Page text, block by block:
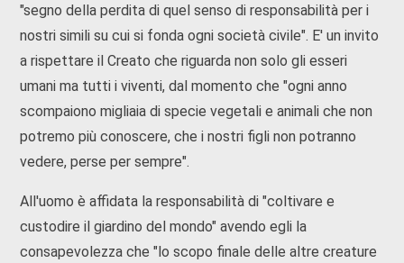
"segno della perdita di quel senso di responsabilità per i
nostri simili su cui si fonda ogni società civile". E' un invito
a rispettare il Creato che riguarda non solo gli esseri
umani ma tutti i viventi, dal momento che "ogni anno
scompaiono migliaia di specie vegetali e animali che non
potremo più conoscere, che i nostri figli non potranno
vedere, perse per sempre".
All'uomo è affidata la responsabilità di "coltivare e
custodire il giardino del mondo" avendo egli la
consapevolezza che "lo scopo finale delle altre creature